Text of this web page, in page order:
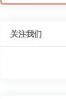
关注我们